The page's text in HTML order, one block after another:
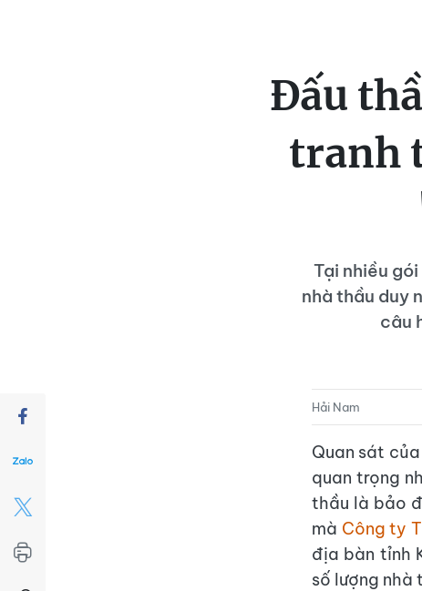
Đấu
tranh
Tại nhiều
nhà thầu duy
câu
Hải Nam
Quan sát
quan trọng
thầu là bảo
mà Công ty
địa bàn tỉnh
số lượng nhà